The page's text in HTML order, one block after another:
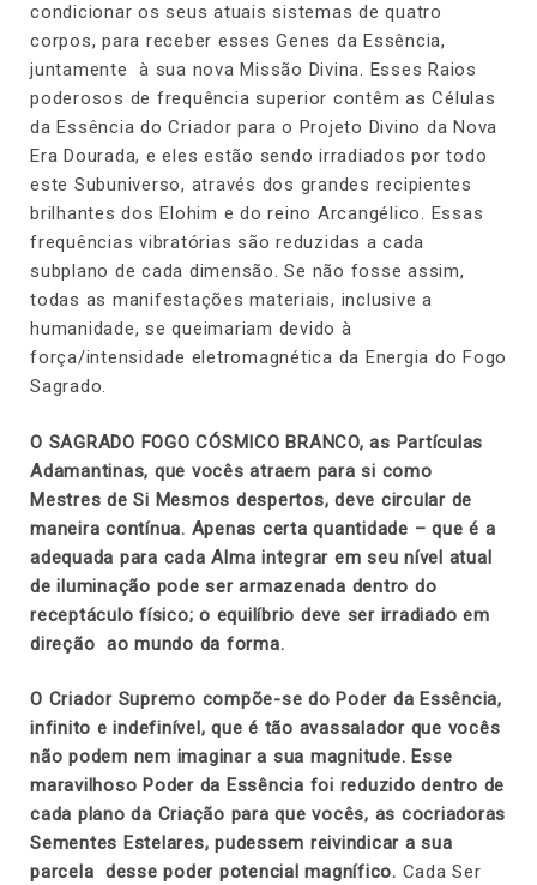
condicionar os seus atuais sistemas de quatro
corpos, para receber esses Genes da Essência,
juntamente à sua nova Missão Divina. Esses Raios
poderosos de frequência superior contêm as Células
da Essência do Criador para o Projeto Divino da Nova
Era Dourada, e eles estão sendo irradiados por todo
este Subuniverso, através dos grandes recipientes
brilhantes dos Elohim e do reino Arcangélico. Essas
frequências vibratórias são reduzidas a cada
subplano de cada dimensão. Se não fosse assim,
todas as manifestações materiais, inclusive a
humanidade, se queimariam devido à
força/intensidade eletromagnética da Energia do Fogo
Sagrado.
O SAGRADO FOGO CÓSMICO BRANCO, as Partículas
Adamantinas, que vocês atraem para si como
Mestres de Si Mesmos despertos, deve circular de
maneira contínua. Apenas certa quantidade – que é a
adequada para cada Alma integrar em seu nível atual
de iluminação pode ser armazenada dentro do
receptáculo físico; o equilíbrio deve ser irradiado em
direção ao mundo da forma.
O Criador Supremo compõe-se do Poder da Essência,
infinito e indefinível, que é tão avassalador que vocês
não podem nem imaginar a sua magnitude. Esse
maravilhoso Poder da Essência foi reduzido dentro de
cada plano da Criação para que vocês, as cocriadoras
Sementes Estelares, pudessem reivindicar a sua
parcela desse poder potencial magnífico. Cada Ser